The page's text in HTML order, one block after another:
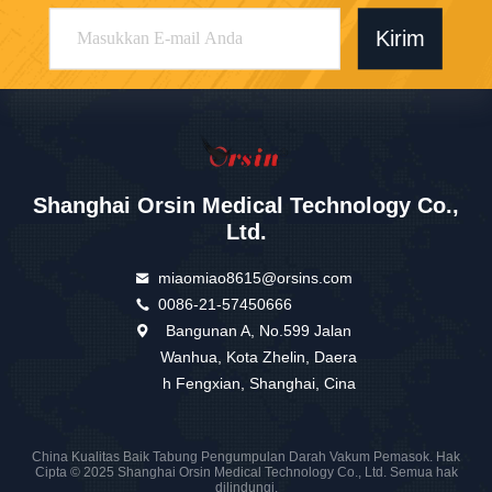
Kirim
Shanghai Orsin Medical Technology Co.,
Ltd.
miaomiao8615@orsins.com
0086-21-57450666
Bangunan A, No.599 Jalan
Wanhua, Kota Zhelin, Daera
h Fengxian, Shanghai, Cina
China Kualitas Baik Tabung Pengumpulan Darah Vakum Pemasok. Hak
Cipta © 2025 Shanghai Orsin Medical Technology Co., Ltd. Semua hak
dilindungi.